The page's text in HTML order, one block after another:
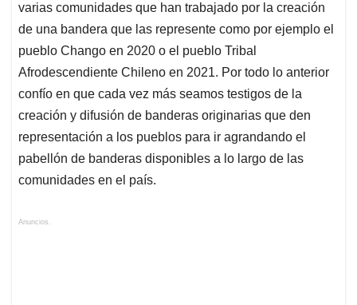
varias comunidades que han trabajado por la creación
de una bandera que las represente como por ejemplo el
pueblo Chango en 2020 o el pueblo Tribal
Afrodescendiente Chileno en 2021. Por todo lo anterior
confío en que cada vez más seamos testigos de la
creación y difusión de banderas originarias que den
representación a los pueblos para ir agrandando el
pabellón de banderas disponibles a lo largo de las
comunidades en el país.
Anuncios.